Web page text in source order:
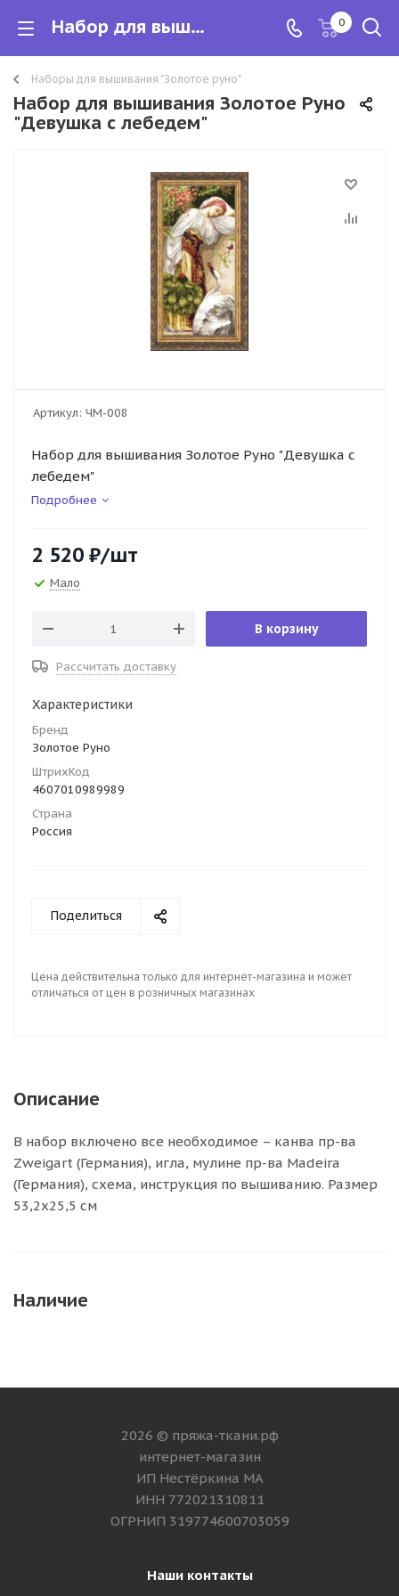
Набор для вышивания Золотое Руно "Девушка с лебедем" 0
Наборы для вышивания "Золотое руно"
Набор для вышивания Золотое Руно
"Девушка с лебедем"
Артикул: ЧМ-008
Набор для вышивания Золотое Руно "Девушка с
лебедем"
Подробнее
2 520 ₽/шт
Мало
В корзину
Рассчитать доставку
Характеристики
Бренд
Золотое Руно
ШтрихКод
4607010989989
Страна
Россия
Поделиться
Цена действительна только для интернет-магазина и может
отличаться от цен в розничных магазинах
Описание
В набор включено все необходимое – канва пр-ва
Zweigart (Германия), игла, мулине пр-ва Madeira
(Германия), схема, инструкция по вышиванию. Размер
53,2х25,5 см
Наличие
2026 © пряжа-ткани.рф
интернет-магазин
ИП Нестёркина МА
ИНН 772021310811
ОГРНИП 319774600703059
Наши контакты